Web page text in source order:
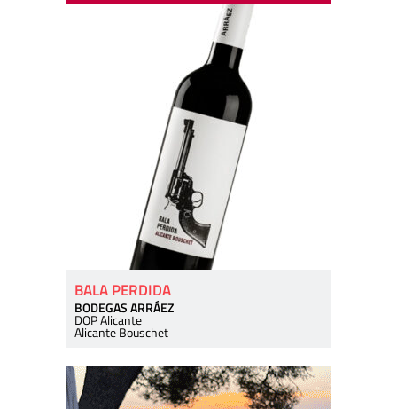
BALA PERDIDA
BODEGAS ARRÁEZ
DOP Alicante
Alicante Bouschet